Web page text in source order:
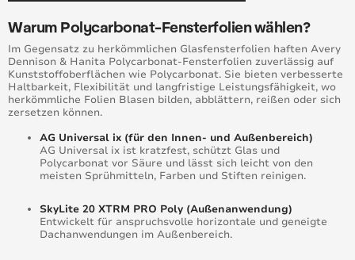
Warum Polycarbonat-Fensterfolien wählen?
Im Gegensatz zu herkömmlichen Glasfensterfolien haften Avery
Dennison & Hanita Polycarbonat-Fensterfolien zuverlässig auf
Kunststoffoberflächen wie Polycarbonat. Sie bieten verbesserte
Haltbarkeit, Flexibilität und langfristige Leistungsfähigkeit, wo
herkömmliche Folien Blasen bilden, abblättern, reißen oder sich
zersetzen können.
AG Universal ix (für den Innen- und Außenbereich)
AG Universal ix ist kratzfest, schützt Glas und
Polycarbonat vor Säure und lässt sich leicht von den
meisten Sprühmitteln, Farben und Stiften reinigen.
SkyLite 20 XTRM PRO Poly (Außenanwendung)
Entwickelt für anspruchsvolle horizontale und geneigte
Dachanwendungen im Außenbereich.